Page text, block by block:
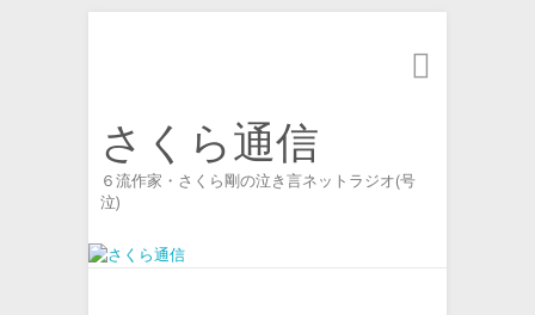
さくら通信
６流作家・さくら剛の泣き言ネットラジオ(号
泣)